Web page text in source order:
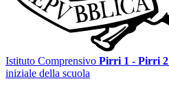
Istituto Comprensivo Pirri 1 - Pirri 2
iniziale della scuola